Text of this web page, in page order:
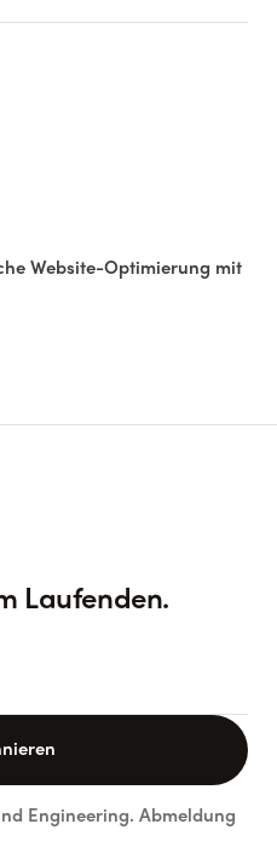
Website-Optimierung mit
Laufenden.
Engineering. Abmeldung